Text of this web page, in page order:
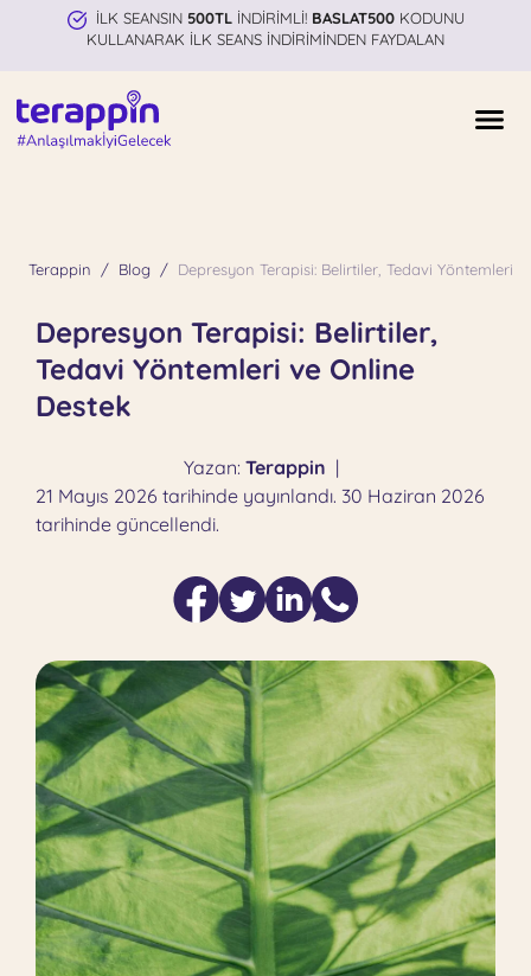
İLK SEANSIN 500TLİNDİRİMLİ! BASLAT500KODUNU
KULLANARAK İLK SEANS İNDİRİMİNDEN FAYDALAN
Terappin Blog Depresyon Terapisi: Belirtiler, Tedavi Yöntemleri
Depresyon Terapisi: Belirtiler,
Tedavi Yöntemleri ve Online
Destek
Yazan: Terappin |
21 Mayıs 2026 tarihinde yayınlandı. 30 Haziran 2026
tarihinde güncellendi.